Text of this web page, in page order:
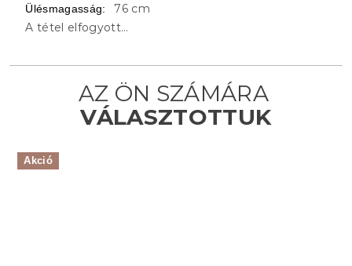
Akció
Ülésmagasság:
76 cm
A tétel elfogyott…